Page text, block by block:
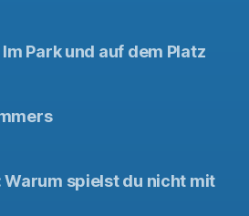
Park und auf dem Platz
spielst du nicht mit